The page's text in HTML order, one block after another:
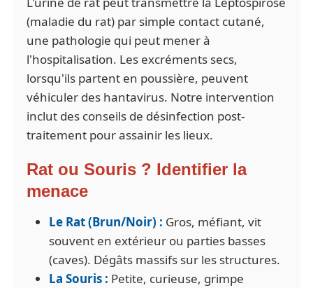
(maladie du rat) par simple contact cutané,
une pathologie qui peut mener à
l'hospitalisation. Les excréments secs,
lorsqu'ils partent en poussière, peuvent
véhiculer des hantavirus. Notre intervention
inclut des conseils de désinfection post-
traitement pour assainir les lieux.
Rat ou Souris ? Identifier la
menace
Le Rat (Brun/Noir) : Gros, méfiant, vit
souvent en extérieur ou parties basses
(caves). Dégâts massifs sur les structures.
La Souris : Petite, curieuse, grimpe